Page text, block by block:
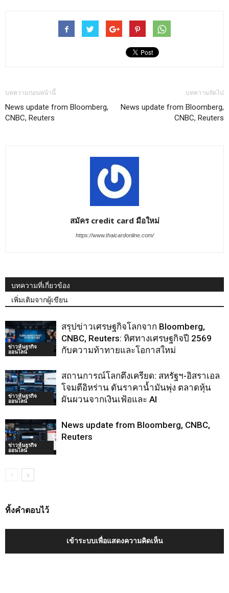
บทความก่อนหน้านี้
News update from Bloomberg,
CNBC, Reuters
บทความถัดไป
News update from Bloomberg,
CNBC, Reuters
สมัคร credit card มือใหม่
https://www.thaicardonline.com/
บทความที่เกี่ยวข้อง
เพิ่มเติมจากผู้เขียน
ข่าวหุ้นธุรกิจ
ออนไลน์
สรุปข่าวเศรษฐกิจโลกจาก Bloomberg,
CNBC, Reuters: ทิศทางเศรษฐกิจปี 2569
กับความท้าทายและโอกาสใหม่
ข่าวหุ้นธุรกิจ
ออนไลน์
สถานการณ์โลกตึงเครียด: สหรัฐฯ-อิสราเอล
โจมตีอิหร่าน ดันราคาน้ำมันพุ่ง ตลาดหุ้น
ผันผวนจากเงินเฟ้อและ AI
ข่าวหุ้นธุรกิจ
ออนไลน์
News update from Bloomberg, CNBC,
Reuters
ทิ้งคำตอบไว้
เข้าระบบเพื่อแสดงความคิดเห็น